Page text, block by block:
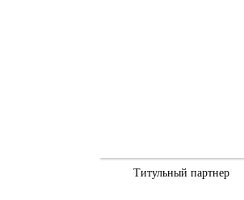
Титульный партнер